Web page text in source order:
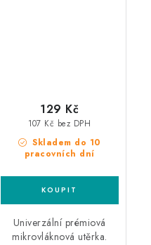
Skladem do 10
pracovních dní
107 Kč bez DPH
129 Kč
Univerzální prémiová
mikrovláknová utěrka.